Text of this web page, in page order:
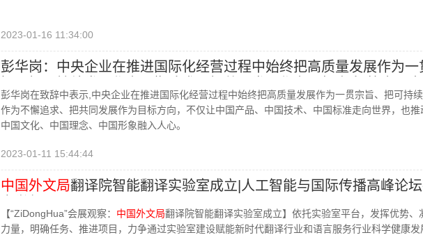
2023-01-16 11:34:00
彭华岗：中央企业在推进国际化经营过程中始终把高质量发展作为一
企业全球形象高峰论坛
彭华岗在致辞中表示,中央企业在推进国际化经营过程中始终把高质量发展作为一贯宗旨、把可持
作为不懈追求、把共同发展作为目标方向，不仅让中国产品、中国技术、中国标准走向世界，也推
中国文化、中国理念、中国形象融入人心。
2023-01-11 15:44:44
中国外文局翻译院智能翻译实验室成立|人工智能与国际传播高峰论
【“ZiDongHua”会展观察： 中国外文局翻译院智能翻译实验室成立】依托实验室平台，发挥优势、
力量，明确任务、推进项目，力争通过实验室建设赋能新时代翻译行业和语言服务行业科学健康发